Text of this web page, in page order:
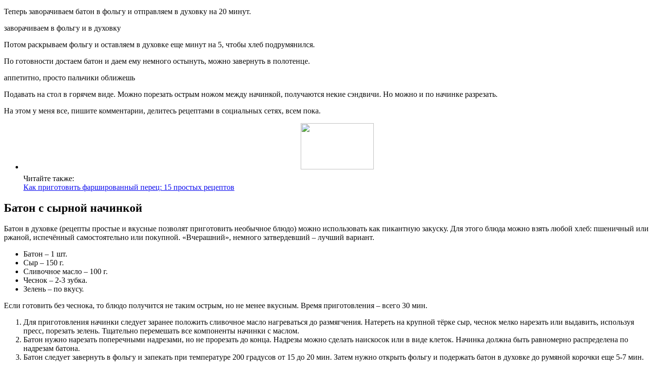
Теперь заворачиваем батон в фольгу и отправляем в духовку на 20 минут.
заворачиваем в фольгу и в духовку
Потом раскрываем фольгу и оставляем в духовке еще минут на 5, чтобы хлеб подрумянился.
По готовности достаем батон и даем ему немного остынуть, можно завернуть в полотенце.
аппетитно, просто пальчики оближешь
Подавать на стол в горячем виде. Можно порезать острым ножом между начинкой, получаются некие сэндвичи. Но можно и по начинке разрезать.
На этом у меня все, пишите комментарии, делитесь рецептами в социальных сетях, всем пока.
Читайте также:
Как приготовить фаршированный перец: 15 простых рецептов
Батон с сырной начинкой
Батон в духовке (рецепты простые и вкусные позволят приготовить необычное блюдо) можно использовать как пикантную закуску. Для этого блюда можно взять любой хлеб: пшеничный или
ржаной, испечённый самостоятельно или покупной. «Вчерашний», немного затвердевший – лучший вариант.
Батон – 1 шт.
Сыр – 150 г.
Сливочное масло – 100 г.
Чеснок – 2-3 зубка.
Зелень – по вкусу.
Если готовить без чеснока, то блюдо получится не таким острым, но не менее вкусным. Время приготовления – всего 30 мин.
Для приготовления начинки следует заранее положить сливочное масло нагреваться до размягчения. Натереть на крупной тёрке сыр, чеснок мелко нарезать или выдавить, используя
пресс, порезать зелень. Тщательно перемешать все компоненты начинки с маслом.
Батон нужно нарезать поперечными надрезами, но не прорезать до конца. Надрезы можно сделать наискосок или в виде клеток. Начинка должна быть равномерно распределена по
надрезам батона.
Батон следует завернуть в фольгу и запекать при температуре 200 градусов от 15 до 20 мин. Затем нужно открыть фольгу и подержать батон в духовке до румяной корочки еще 5-7 мин.